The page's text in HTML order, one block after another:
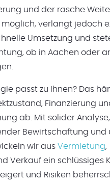
und der rasche
möglich, verlangt jedoch
Umsetzung und
ob in Aachen oder
passt zu Ihnen? Das
Finanzierung
ab. Mit solider Analyse,
Bewirtschaftung und
wir aus Vermietung,
Verkauf ein schlüssiges
und Risiken